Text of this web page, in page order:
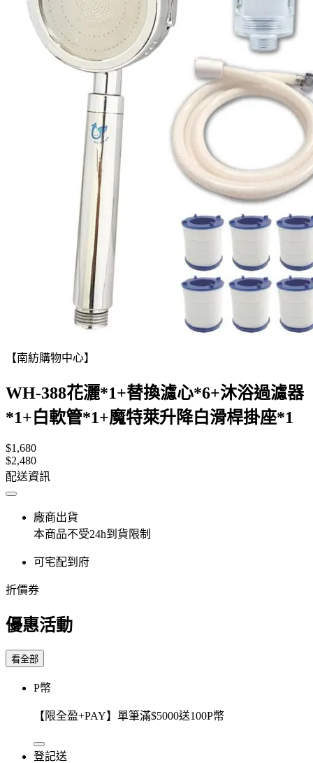
【南紡購物中心】
WH-388花灑*1+替換濾心*6+沐浴過濾器
*1+白軟管*1+魔特萊升降白滑桿掛座*1
$1,680
$2,480
配送資訊
廠商出貨
本商品不受24h到貨限制
可宅配到府
折價券
優惠活動
看全部
P幣
【限全盈+PAY】單筆滿$5000送100P幣
登記送